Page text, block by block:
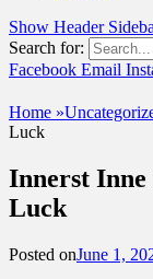
Show Header
Search for:
Facebook Email
Home »
Luck
Innerst Inne
Luck
Posted onJune 1,